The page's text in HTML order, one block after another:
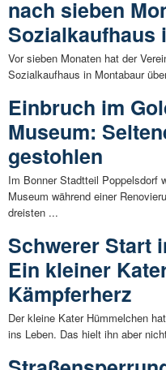
nach sieben
Sozialkaufhaus
Vor sieben Monaten hat der
Sozialkaufhaus in Montabaur
Einbruch im
Museum:
gestohlen
Im Bonner Stadtteil Poppelsdorf
Museum während einer
dreisten ...
Schwerer Start
Ein kleiner
Kämpferherz
Der kleine Kater Hümmelchen
ins Leben. Das hielt ihn aber